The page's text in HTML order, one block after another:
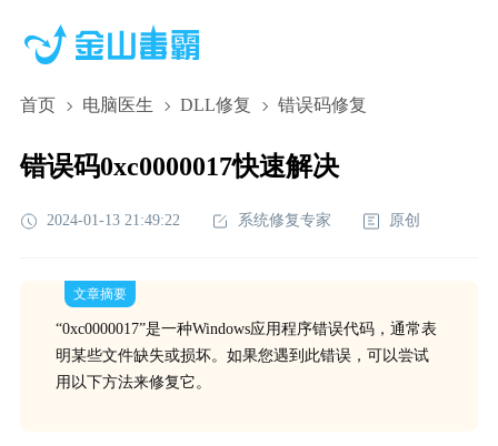
首页 电脑医生 DLL修复 错误码修复
错误码0xc0000017快速解决
2024-01-13 21:49:22 系统修复专家 原创
文章摘要
“0xc0000017”是一种Windows应用程序错误代码，通常表
明某些文件缺失或损坏。如果您遇到此错误，可以尝试
用以下方法来修复它。